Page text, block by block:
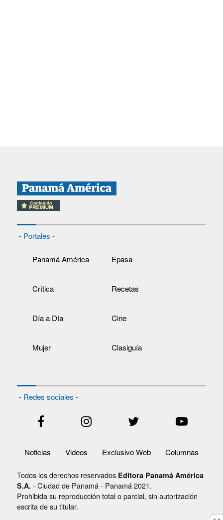
- Portales -
Panamá América Epasa
Crítica Recetas
Día a Día Cine
Mujer Clasiguía
- Redes sociales -
Noticias Videos Exclusivo Web Columnas
Todos los derechos reservados Editora Panamá América
S.A. - Ciudad de Panamá - Panamá 2021.
Prohibida su reproducción total o parcial, sin autorización
escrita de su titular.